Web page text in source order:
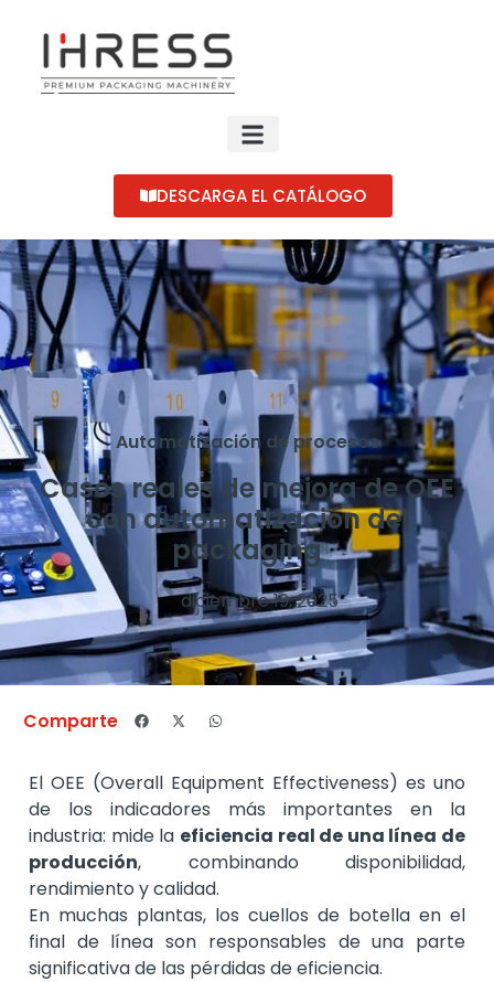
DESCARGA EL CATÁLOGO
Automatización de procesos
Casos reales de mejora de OEE
con automatización del
packaging
diciembre 19, 2025
Comparte
El OEE (Overall Equipment Effectiveness) es uno
de los indicadores más importantes en la
industria: mide la eficiencia real de una línea de
producción, combinando disponibilidad,
rendimiento y calidad.
En muchas plantas, los cuellos de botella en el
final de línea son responsables de una parte
significativa de las pérdidas de eficiencia.